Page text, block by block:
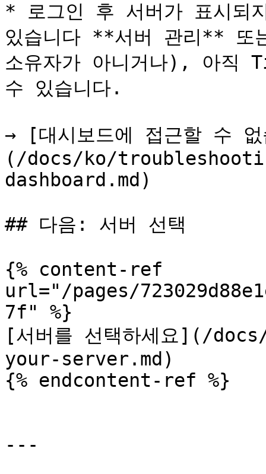
* 로그인 후 서버가 표시되
있습니다 **서버 관리** 또
소유자가 아니거나), 아직
수 있습니다.
→ [대시보드에 접근할 수
(/docs/ko/
dashboard.md)
## 다음: 서버 선택
{% content-ref
url="/pages/
7f" %}
[서버를 선택하세요](/
your-server.md)
{% endcontent-ref %}
---